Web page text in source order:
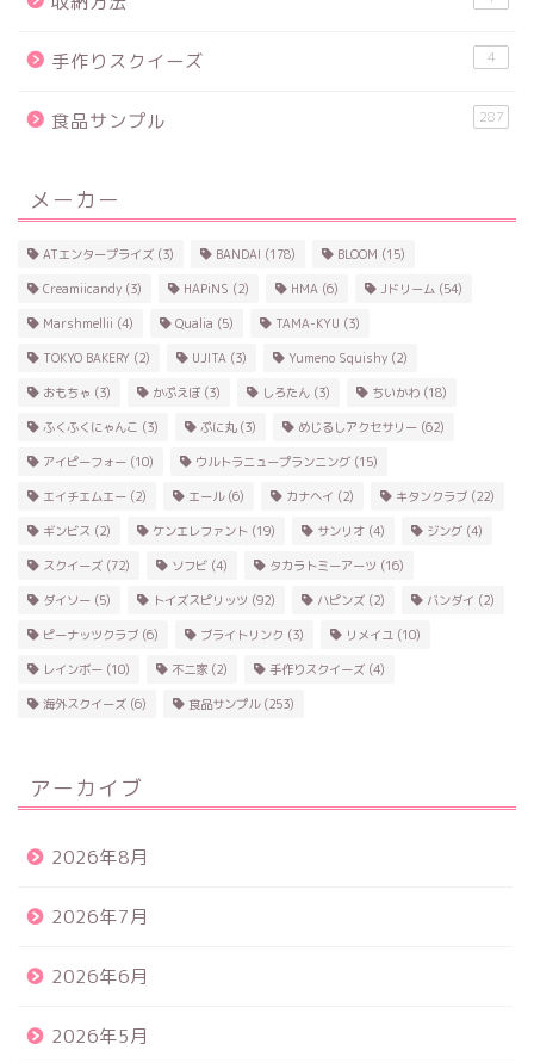
手作りスクイーズ 4
食品サンプル 287
メーカー
ATエンタープライズ (3) BANDAI (178) BLOOM (15)
Creamiicandy (3) HAPiNS (2) HMA (6) Jドリーム (54)
Marshmellii (4) Qualia (5) TAMA-KYU (3)
TOKYO BAKERY (2) UJITA (3) Yumeno Squishy (2)
おもちゃ (3) かぷえぼ (3) しろたん (3) ちいかわ (18)
ふくふくにゃんこ (3) ぷに丸(3) めじるしアクセサリー (62)
アイピーフォー (10) ウルトラニュープランニング (15)
エイチエムエー (2) エール(6) カナヘイ (2) キタンクラブ (22)
ギンビス (2) ケンエレファント (19) サンリオ (4) ジング (4)
スクイーズ (72) ソフビ (4) タカラトミーアーツ (16)
ダイソー (5) トイズスピリッツ (92) ハピンズ (2) バンダイ (2)
ピーナッツクラブ (6) ブライトリンク (3) リメイユ (10)
レインボー (10) 不二家 (2) 手作りスクイーズ (4)
海外スクイーズ (6) 食品サンプル(253)
アーカイブ
2026年8月
2026年7月
2026年6月
2026年5月